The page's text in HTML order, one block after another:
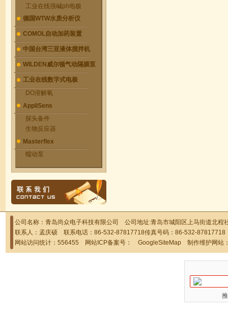
工业在线强碱ph电极
德国WTW水质分析仪
COMOL自动加药装置
中国台湾三亚液体搅拌机
WILDEN威尔顿气动隔膜泵
工业在线数字式电极
DO溶解氧
AppliSens
探头备件
生物反应器
Masterflex
蠕动泵
公司名称：青岛尚众电子科技有限公司 公司地址:青岛市城阳区上马街道北
联系人：孟庆硕 联系电话：86-532-87817718传真号码：86-532-
网站访问统计：556455 网站ICP备案号： GoogleSiteMap 制作维护网站